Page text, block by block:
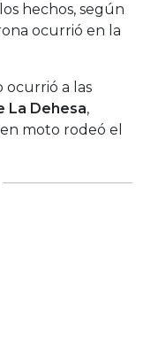
hechos, según
ocurrió en la
ocurrió a las
La Dehesa,
moto rodeó el